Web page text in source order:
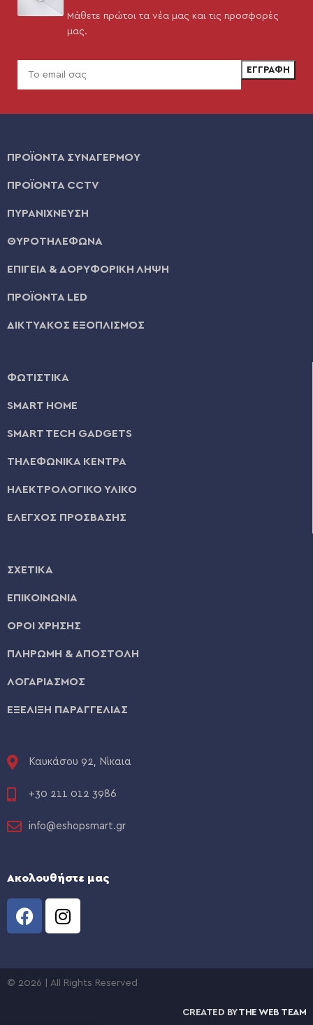
Μάθετε πρώτοι τα νέα μας και τις προσφορές
μας.
ΠΡΟΪΟΝΤΑ ΣΥΝΑΓΕΡΜΟΥ
ΠΡΟΪΟΝΤΑ CCTV
ΠΥΡΑΝΙΧΝΕΥΣΗ
ΘΥΡΟΤΗΛΕΦΩΝΑ
ΕΠΙΓΕΙΑ & ΔΟΡΥΦΟΡΙΚΗ ΛΗΨΗ
ΠΡΟΪΟΝΤΑ LED
ΔΙΚΤΥΑΚΟΣ ΕΞΟΠΛΙΣΜΟΣ
ΦΩΤΙΣΤΙΚΑ
SMART HOME
SMART TECH GADGETS
ΤΗΛΕΦΩΝΙΚΑ ΚΕΝΤΡΑ
ΗΛΕΚΤΡΟΛΟΓΙΚΟ ΥΛΙΚΟ
ΕΛΕΓΧΟΣ ΠΡΟΣΒΑΣΗΣ
ΣΧΕΤΙΚΑ
ΕΠΙΚΟΙΝΩΝΙΑ
ΟΡΟΙ ΧΡΗΣΗΣ
ΠΛΗΡΩΜΗ & ΑΠΟΣΤΟΛΗ
ΛΟΓΑΡΙΑΣΜΟΣ
ΕΞΕΛΙΞΗ ΠΑΡΑΓΓΕΛΙΑΣ
Καυκάσου 92, Νίκαια
+30 211 012 3986
info@eshopsmart.gr
Ακολουθήστε μας
© 2026 | All Rights Reserved
CREATED BYTHE WEB TEAM